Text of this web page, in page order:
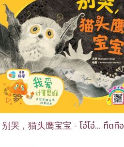
别哭，猫头鹰宝宝 - โอ๋โอ๋... ทึดทือ